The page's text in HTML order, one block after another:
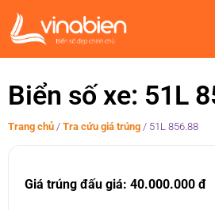
Biển số xe: 51L
Trang chủ / Tra cứu giá trúng / 51L 856.88
Giá trúng đấu giá: 40.000.000 đ